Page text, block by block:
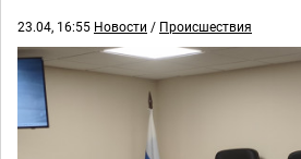
23.04, 16:55 Новости / Происшествия